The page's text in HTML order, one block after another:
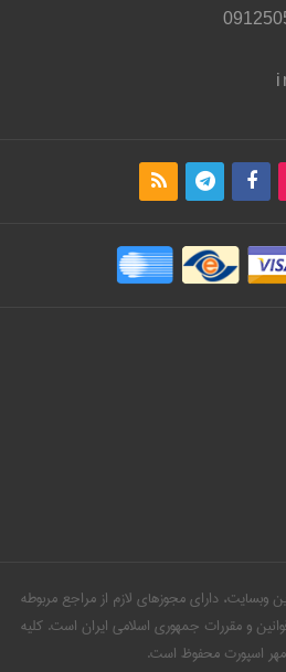
این وبسایت، دارای مجوزهای لازم از مراجع مربوطه
و مقررات جمهوری اسلامی ایران است. کلیه
اسپورت محفوظ است.